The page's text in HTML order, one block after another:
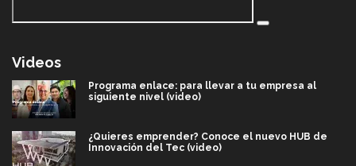
Videos
Programa enlace: para llevar a tu empresa al
siguiente nivel (video)
¿Quieres emprender? Conoce el nuevo HUB de
Innovación del Tec (video)